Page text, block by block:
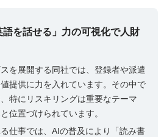
語を話せる」力の可視化で人財
を展開する同社では、登録者や派遣
提供に力を入れています。その中で
特にリスキリングは重要なテーマ
位置づけられています。
仕事では、 AIの普及により「読み書